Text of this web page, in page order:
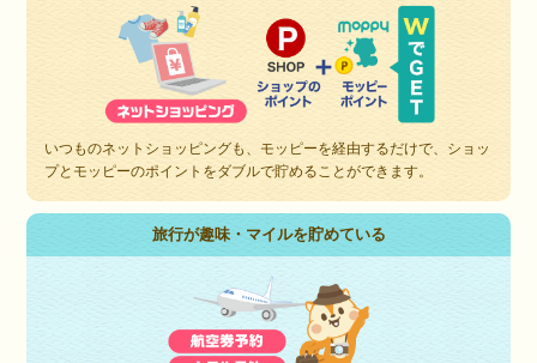
いつものネットショッピングも、モッピーを経由するだけで、ショッ
プとモッピーのポイントをダブルで貯めることができます。
旅行が趣味・マイルを貯めている